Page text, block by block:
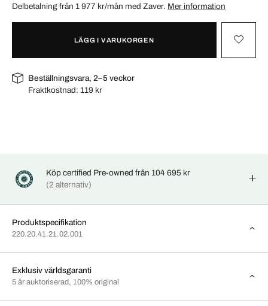
Delbetalning från 1 977 kr/mån med Zaver. Mer information
LÄGG I VARUKORGEN
Beställningsvara, 2–5 veckor
Fraktkostnad: 119 kr
Köp certified Pre-owned från 104 695 kr
(2 alternativ)
Produktspecifikation
220.20.41.21.02.001
Exklusiv världsgaranti
5 år auktoriserad, 100% original